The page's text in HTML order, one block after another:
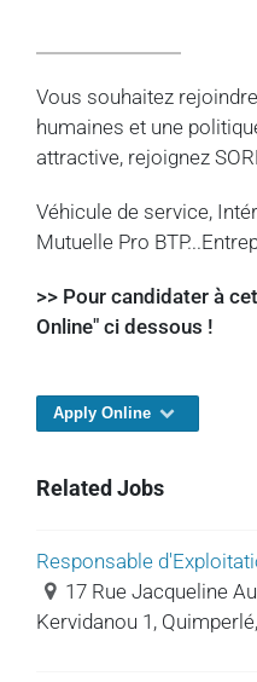
Vous souhaitez
humaines et une
attractive, rejoignez
Véhicule de service,
Mutuelle Pro
>> Pour candidater à
Online" ci dessous !
Apply Online
Related Jobs
Responsable
17 Rue Jacqueline
Kervidanou 1,